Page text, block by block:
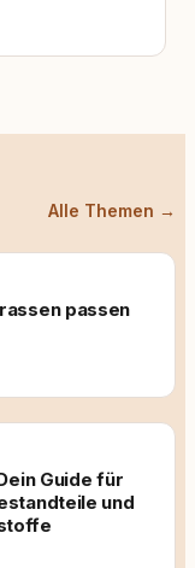
Alle Themen →
passen
Guide für
und